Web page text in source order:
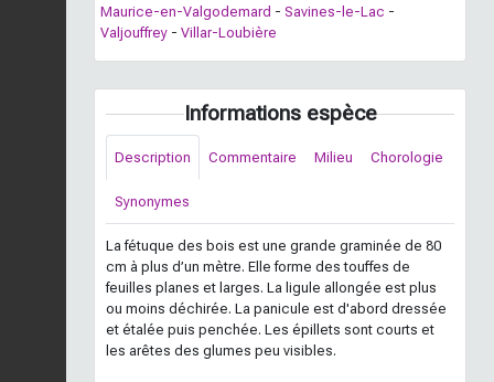
Maurice-en-Valgodemard - Savines-le-Lac -
Valjouffrey - Villar-Loubière
Informations espèce
Description Commentaire Milieu Chorologie
Synonymes
La fétuque des bois est une grande graminée de 80
cm à plus d’un mètre. Elle forme des touffes de
feuilles planes et larges. La ligule allongée est plus
ou moins déchirée. La panicule est d'abord dressée
et étalée puis penchée. Les épillets sont courts et
les arêtes des glumes peu visibles.